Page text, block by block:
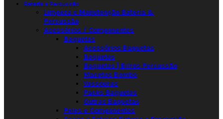
Bateria e Percussão
Limpeza e Manutenção Bateria &
Percussão
Acessórios / Componentes
Baquetas
Acessórios Baquetas
Baquetas
Baquetas | Bilros Percussão
Macetas Bombo
Vassouras
Packs Baquetas
Outras Baquetas
Peles e Componentes